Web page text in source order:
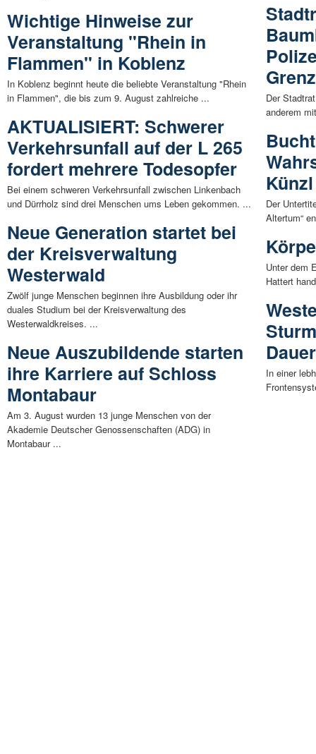
Wichtige Hinweise zur
Veranstaltung "Rhein in
Flammen" in Koblenz
In Koblenz beginnt heute die beliebte Veranstaltung "Rhein
in Flammen", die bis zum 9. August zahlreiche ...
AKTUALISIERT: Schwerer
Verkehrsunfall auf der L 265
fordert mehrere Todesopfer
Bei einem schweren Verkehrsunfall zwischen Linkenbach
und Dürrholz sind drei Menschen ums Leben gekommen. ...
Neue Generation startet bei
der Kreisverwaltung
Westerwald
Zwölf junge Menschen beginnen ihre Ausbildung oder ihr
duales Studium bei der Kreisverwaltung des
Westerwaldkreises. ...
Neue Auszubildende starten
ihre Karriere auf Schloss
Montabaur
Am 3. August wurden 13 junge Menschen von der
Akademie Deutscher Genossenschaften (ADG) in
Montabaur ...
Der
anderem
Künzl
Der
Altertum“
Unter dem
Hattert
In einer